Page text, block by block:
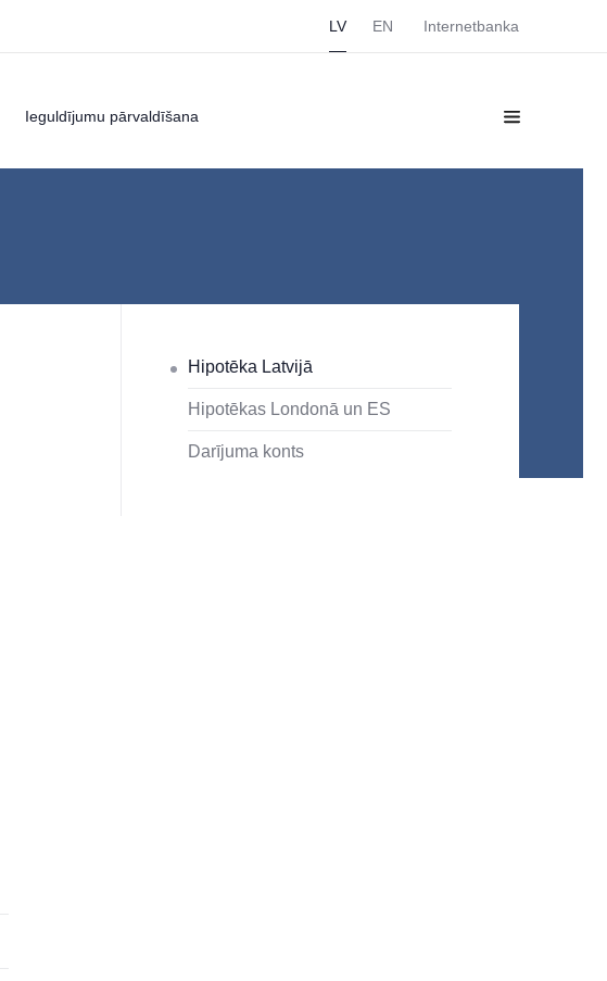
LV EN Internetbanka
Ieguldījumu pārvaldīšana
Hipotēka Latvijā
Hipotēkas Londonā un ES
Darījuma konts